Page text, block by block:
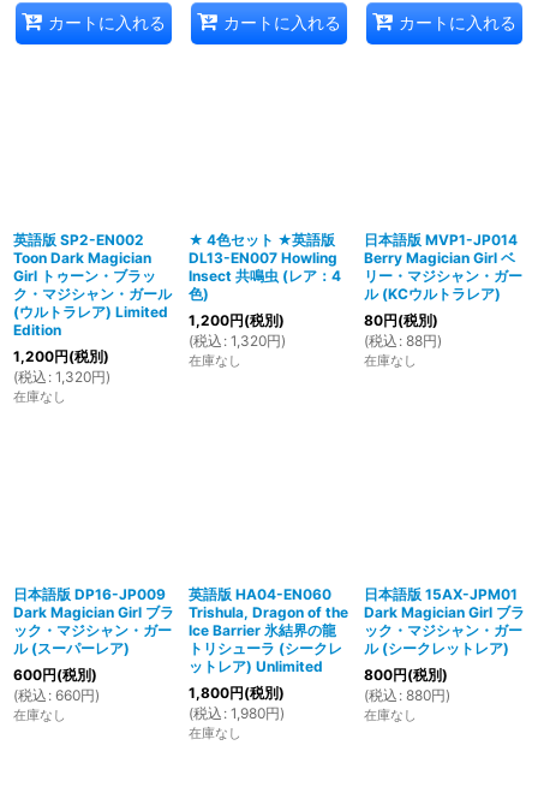
カートに入れる カートに入れる カートに入れる
英語版 SP2-EN002
Toon Dark Magician
Girl トゥーン・ブラッ
ク・マジシャン・ガール
(ウルトラレア) Limited
Edition
1,200円(税別)
(税込 : 1,320円)
在庫なし
★ 4色セット ★英語版
DL13-EN007 Howling
Insect 共鳴虫 (レア：4
色)
1,200円(税別)
(税込 : 1,320円)
在庫なし
日本語版 MVP1-JP014
Berry Magician Girl ベ
リー・マジシャン・ガー
ル (KCウルトラレア)
80円(税別)
(税込 : 88円)
在庫なし
日本語版 DP16-JP009
Dark Magician Girl ブラ
ック・マジシャン・ガー
ル (スーパーレア)
600円(税別)
(税込 : 660円)
在庫なし
英語版 HA04-EN060
Trishula, Dragon of the
Ice Barrier 氷結界の龍
トリシューラ (シークレ
ットレア) Unlimited
1,800円(税別)
(税込 : 1,980円)
在庫なし
日本語版 15AX-JPM01
Dark Magician Girl ブラ
ック・マジシャン・ガー
ル (シークレットレア)
800円(税別)
(税込 : 880円)
在庫なし